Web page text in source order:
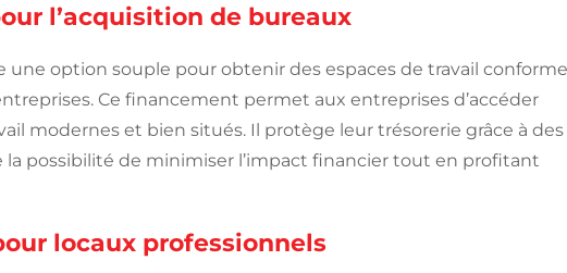
l’acquisition de bureaux
une option souple pour obtenir des espaces de travail
Ce financement permet aux entreprises d’accéder
modernes et bien situés. Il protège leur trésorerie grâce à des
la possibilité de minimiser l’impact financier tout en profitant
locaux professionnels